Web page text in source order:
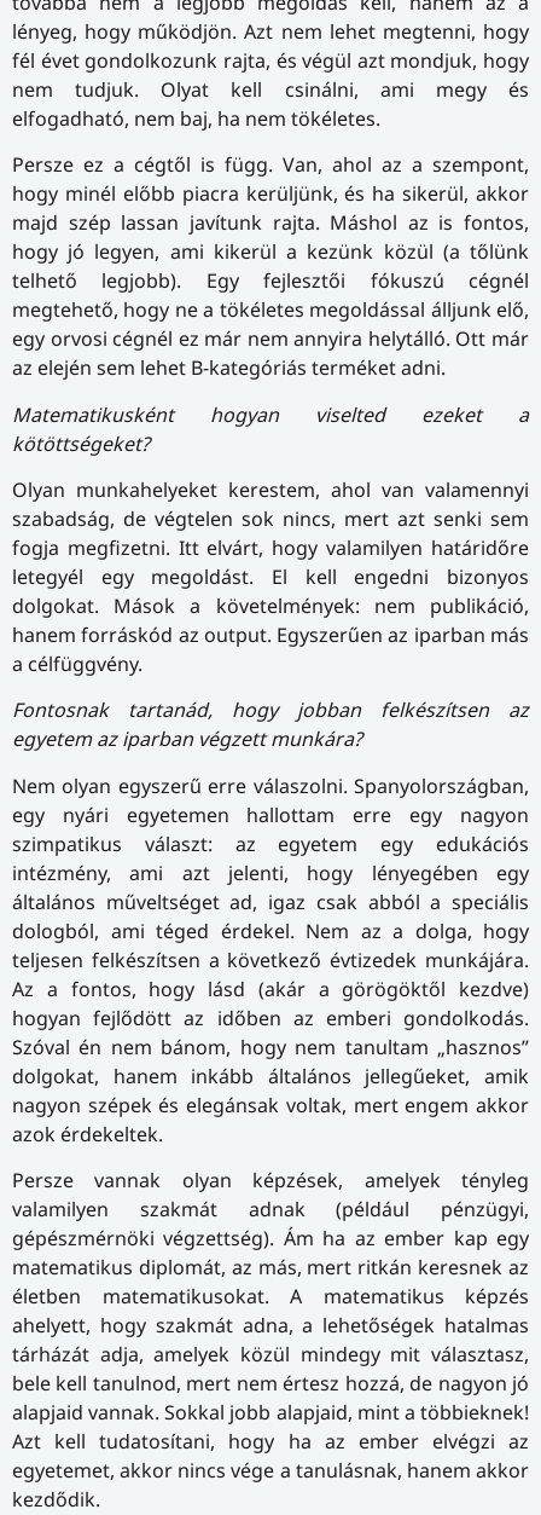
lényeg, hogy működjön. Azt nem lehet megtenni, hogy
fél évet gondolkozunk rajta, és végül azt mondjuk, hogy
nem tudjuk. Olyat kell csinálni, ami megy és
elfogadható, nem baj, ha nem tökéletes.
Persze ez a cégtől is függ. Van, ahol az a szempont,
hogy minél előbb piacra kerüljünk, és ha sikerül, akkor
majd szép lassan javítunk rajta. Máshol az is fontos,
hogy jó legyen, ami kikerül a kezünk közül (a tőlünk
telhető legjobb). Egy fejlesztői fókuszú cégnél
megtehető, hogy ne a tökéletes megoldással álljunk elő,
egy orvosi cégnél ez már nem annyira helytálló. Ott már
az elején sem lehet B-kategóriás terméket adni.
Matematikusként hogyan viselted ezeket a
kötöttségeket?
Olyan munkahelyeket kerestem, ahol van valamennyi
szabadság, de végtelen sok nincs, mert azt senki sem
fogja megfizetni. Itt elvárt, hogy valamilyen határidőre
letegyél egy megoldást. El kell engedni bizonyos
dolgokat. Mások a követelmények: nem publikáció,
hanem forráskód az output. Egyszerűen az iparban más
a célfüggvény.
Fontosnak tartanád, hogy jobban felkészítsen az
egyetem az iparban végzett munkára?
Nem olyan egyszerű erre válaszolni. Spanyolországban,
egy nyári egyetemen hallottam erre egy nagyon
szimpatikus választ: az egyetem egy edukációs
intézmény, ami azt jelenti, hogy lényegében egy
általános műveltséget ad, igaz csak abból a speciális
dologból, ami téged érdekel. Nem az a dolga, hogy
teljesen felkészítsen a következő évtizedek munkájára.
Az a fontos, hogy lásd (akár a görögöktől kezdve)
hogyan fejlődött az időben az emberi gondolkodás.
Szóval én nem bánom, hogy nem tanultam „hasznos”
dolgokat, hanem inkább általános jellegűeket, amik
nagyon szépek és elegánsak voltak, mert engem akkor
azok érdekeltek.
Persze vannak olyan képzések, amelyek tényleg
valamilyen szakmát adnak (például pénzügyi,
gépészmérnöki végzettség). Ám ha az ember kap egy
matematikus diplomát, az más, mert ritkán keresnek az
életben matematikusokat. A matematikus képzés
ahelyett, hogy szakmát adna, a lehetőségek hatalmas
tárházát adja, amelyek közül mindegy mit választasz,
bele kell tanulnod, mert nem értesz hozzá, de nagyon jó
alapjaid vannak. Sokkal jobb alapjaid, mint a többieknek!
Azt kell tudatosítani, hogy ha az ember elvégzi az
egyetemet, akkor nincs vége a tanulásnak, hanem akkor
kezdődik.